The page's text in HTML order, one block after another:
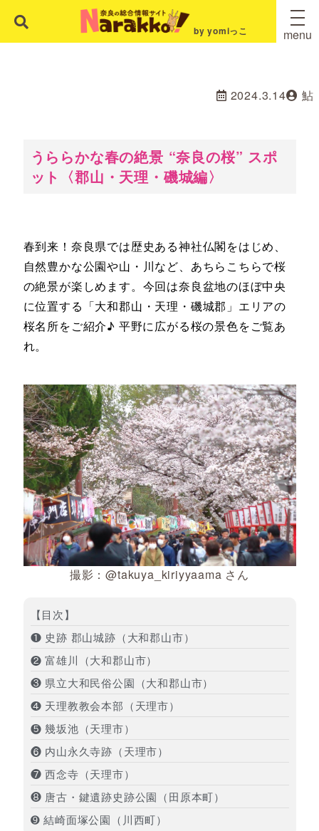
by yomiっこ menu
2024.3.14 鮎
うららかな春の絶景 “奈良の桜” スポ
ット〈郡山・天理・磯城編〉
春到来！奈良県では歴史ある神社仏閣をはじめ、
自然豊かな公園や山・川など、あちらこちらで桜
の絶景が楽しめます。今回は奈良盆地のほぼ中央
に位置する「大和郡山・天理・磯城郡」エリアの
桜名所をご紹介♪ 平野に広がる桜の景色をご覧あ
れ。
撮影：@takuya_kiriyyaama さん
【目次】
❶ 史跡 郡山城跡（大和郡山市）
❷ 富雄川（大和郡山市）
❸ 県立大和民俗公園（大和郡山市）
❹ 天理教教会本部（天理市）
❺ 幾坂池（天理市）
❻ 内山永久寺跡（天理市）
❼ 西念寺（天理市）
❽ 唐古・鍵遺跡史跡公園（田原本町）
➒ 結崎面塚公園（川西町）